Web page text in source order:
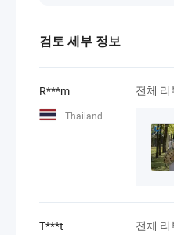
검토 세부 정보
R***m
Thailand
전체 리
T***t 전체 리